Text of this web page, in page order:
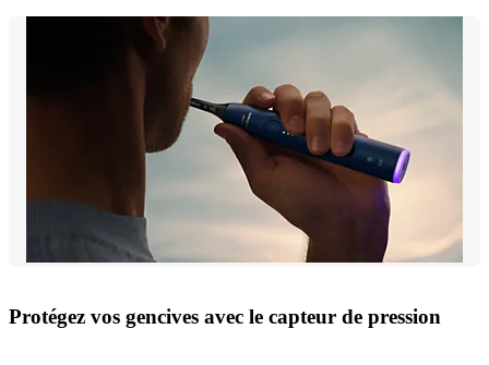
Protégez vos gencives avec le capteur de pression